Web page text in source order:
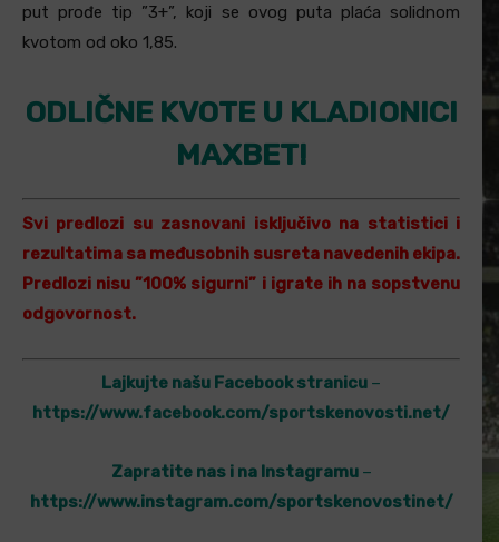
put prođe tip ”3+”, koji se ovog puta plaća solidnom
kvotom od oko 1,85.
ODLIČNE KVOTE U KLADIONICI
MAXBET!
Svi predlozi su zasnovani isključivo na statistici i
rezultatima sa međusobnih susreta navedenih ekipa.
Predlozi nisu ”100% sigurni” i igrate ih na sopstvenu
odgovornost.
Lajkujte našu Facebook stranicu –
https://www.facebook.com/sportskenovosti.net/
Zapratite nas i na Instagramu –
https://www.instagram.com/sportskenovostinet/